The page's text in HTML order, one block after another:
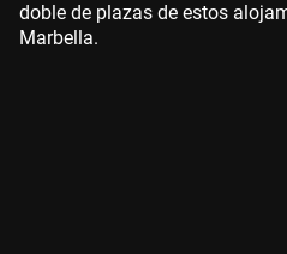
doble de plazas de estos
Marbella.